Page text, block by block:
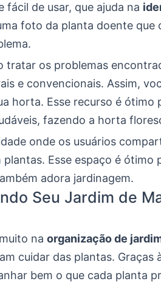
de usar, que ajuda na
foto da planta doente que
tratar os problemas
e convencionais. Assim,
horta. Esse recurso é ótimo
fazendo a horta
onde os usuários
Esse espaço é ótimo
adora jardinagem.
Seu Jardim de
na organização de
cuidar das plantas. Graças
bem o que cada planta